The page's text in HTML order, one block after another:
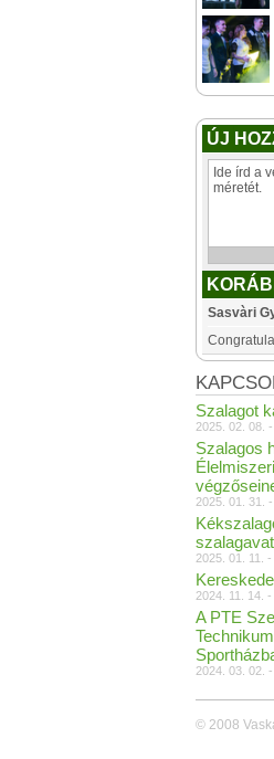
ÚJ
Sasvàri
Szalagot
2025. 02. 08.
Szalagos
2025. 01. 31.
2025. 01. 11.
2024. 11. 14.
A PTE
2024. 03. 02.
© 2008